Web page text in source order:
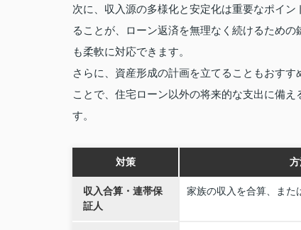
次に、収入源の多様化と安定化は重要なポイ
ることが、ローン返済を無理なく続けるため
も柔軟に対応できます。
さらに、資産形成の計画を立てることもおす
ことで、住宅ローン以外の将来的な支出に備
す。
対策
収入合算・連帯保
証人
家族の収入を合算、また